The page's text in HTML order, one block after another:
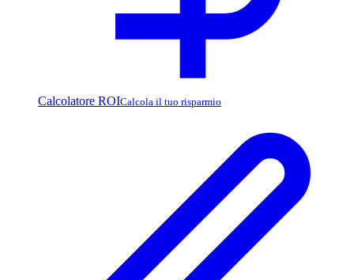
Calcolatore ROICalcola il tuo risparmio